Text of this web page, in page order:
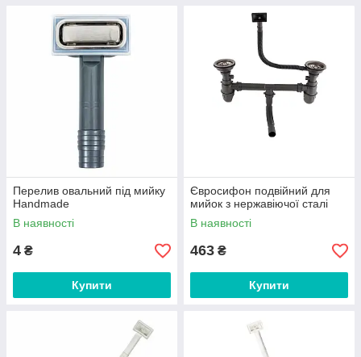
Перелив овальний під мийку
Handmade
В наявності
4 ₴
Купити
Євросифон подвійний для
мийок з нержавіючої сталі
В наявності
463 ₴
Купити